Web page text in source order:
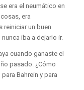
era el neumático en
era
reiniciar un buen
iba a dejarlo ir.
cuando ganaste el
pasado. ¿Cómo
Bahrein y para